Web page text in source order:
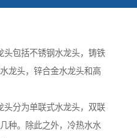
头包括不锈钢水龙头，铸铁
龙头，锌合金水龙头和高
头分为单联式水龙头，双联
种。除此之外，冷热水水